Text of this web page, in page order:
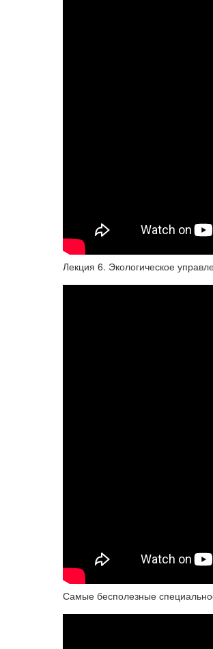
Лекция 6. Экологическое
Самые бесполезные